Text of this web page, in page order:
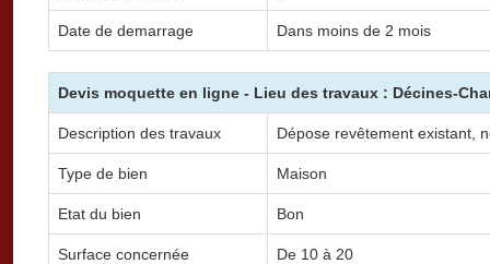
Date de demarrage Dans moins de 2 mois
Devis moquette en ligne - Lieu des travaux : Décines-
Description des travaux Dépose revêtement existant,
Type de bien Maison
Etat du bien Bon
Surface concernée De 10 à 20